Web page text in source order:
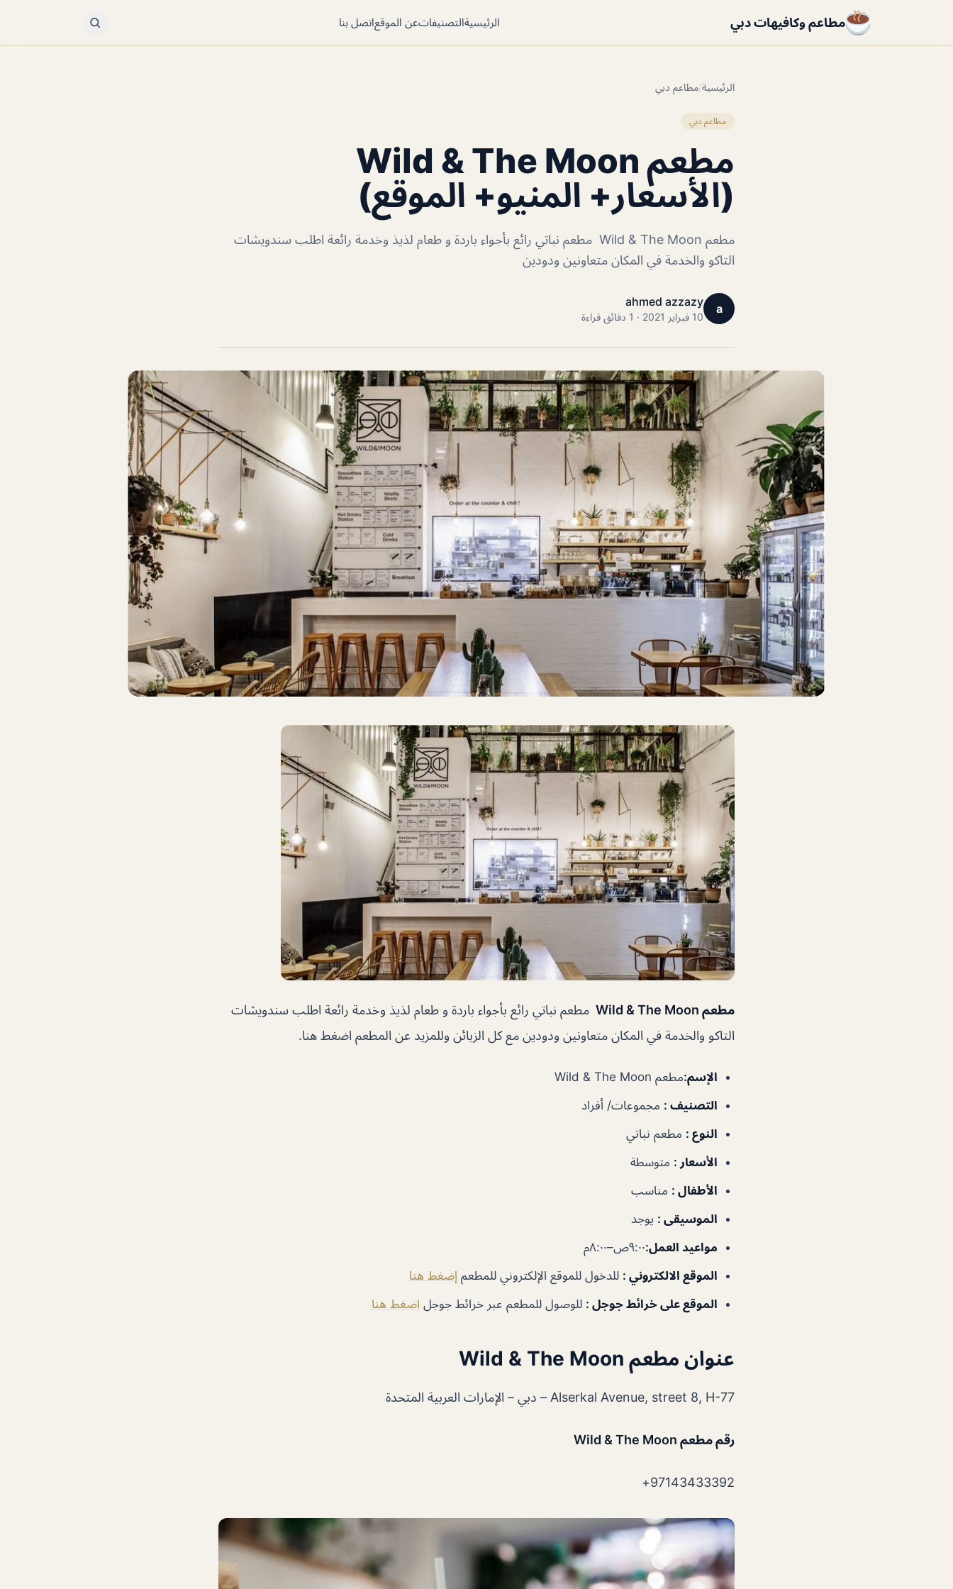
مطاعم وكافيهات دبي الرئيسيةالتصنيفاتعن الموقعاتصل بنا
الرئيسية/مطاعم دبي
مطاعم دبي
مطعم Wild & The Moon
(الأسعار+ المنيو+ الموقع)
مطعم Wild & The Moon مطعم نباتي رائع بأجواء باردة و طعام لذيذ وخدمة رائعة اطلب سندويشات
التاكو والخدمة في المكان متعاونين ودودين
a
ahmed azzazy
10 فبراير 2021 · 1 دقائق قراءة
مطعم Wild & The Moon
مطعم نباتي رائع بأجواء باردة و طعام لذيذ وخدمة رائعة اطلب سندويشات
التاكو والخدمة في المكان متعاونين ودودين مع كل الزبائن وللمزيد عن المطعم اضغط هنا.
الإسم:مطعم Wild & The Moon
التصنيف : مجموعات/ أفراد
النوع : مطعم نباتي
الأسعار : متوسطة
الأطفال : مناسب
الموسيقى : يوجد
مواعيد العمل:٩:٠٠ص–٨:٠٠م
الموقع الالكتروني : للدخول للموقع الإلكتروني للمطعم إضغط هنا
الموقع على خرائط جوجل : للوصول للمطعم عبر خرائط جوجل اضغط هنا
عنوان مطعم Wild & The Moon
Alserkal Avenue, street 8, H-77 – دبي – الإمارات العربية المتحدة
رقم مطعم Wild & The Moon
97143433392+